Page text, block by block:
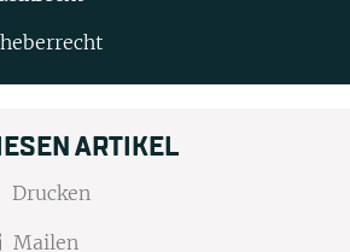
ARTIKEL
Drucken
Mailen